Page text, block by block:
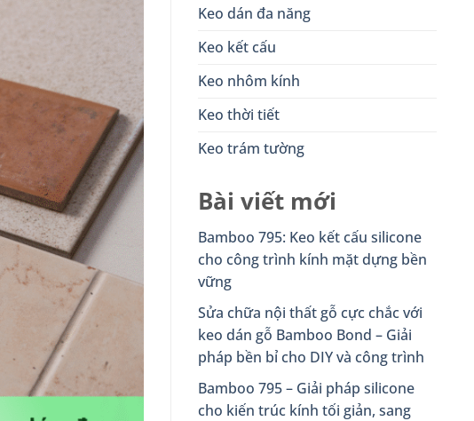
Keo dán đa năng
Keo kết cấu
Keo nhôm kính
Keo thời tiết
Keo trám tường
Bài viết mới
Bamboo 795: Keo kết cấu silicone
cho công trình kính mặt dựng bền
vững
Sửa chữa nội thất gỗ cực chắc với
keo dán gỗ Bamboo Bond – Giải
pháp bền bỉ cho DIY và công trình
Bamboo 795 – Giải pháp silicone
cho kiến trúc kính tối giản, sang